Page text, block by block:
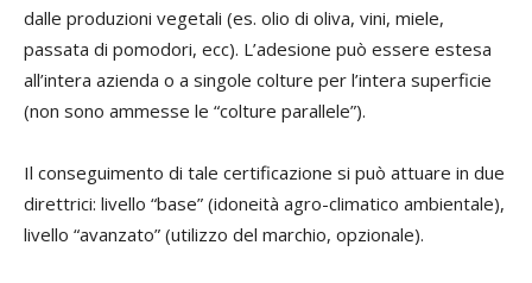
dalle produzioni vegetali (es. olio di oliva, vini, miele,
passata di pomodori, ecc). L’adesione può essere estesa
all’intera azienda o a singole colture per l’intera superficie
(non sono ammesse le “colture parallele”).
Il conseguimento di tale certificazione si può attuare in due
direttrici: livello “base” (idoneità agro-climatico ambientale),
livello “avanzato” (utilizzo del marchio, opzionale).